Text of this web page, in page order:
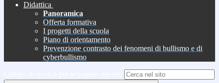
Didattica
Panoramica
Offerta formativa
I progetti della scuola
Piano di orientamento
Prevenzione contrasto dei fenomeni di bullismo e di
cyberbullismo